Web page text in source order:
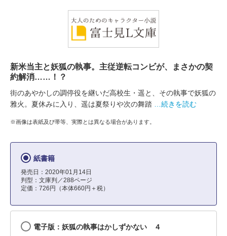
新米当主と妖狐の執事。主従逆転コンビが、まさかの契
約解消……！？
街のあやかしの調停役を継いだ高校生・遥と、その執事で妖狐の
雅火。夏休みに入り、遥は夏祭りや次の舞踏
…続きを読む
※画像は表紙及び帯等、実際とは異なる場合があります。
紙書籍
発売日：2020年01月14日
判型：文庫判／288ページ
定価：726円（本体660円＋税）
電子版：妖狐の執事はかしずかない ４